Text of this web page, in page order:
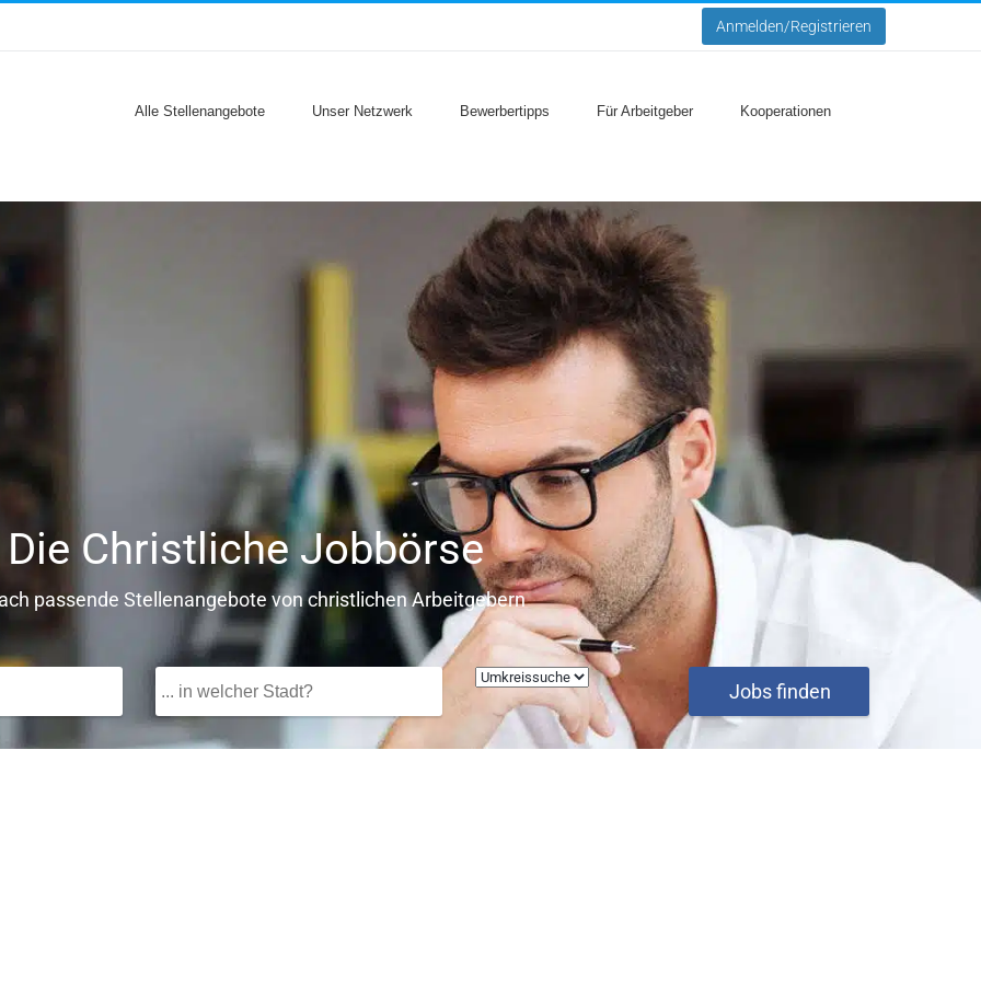
Anmelden/Registrieren
Alle Stellenangebote Unser Netzwerk Bewerbertipps Für Arbeitgeber Kooperationen
Die Christliche Jobbörse
passende Stellenangebote von christlichen Arbeitgebern
Jobs finden